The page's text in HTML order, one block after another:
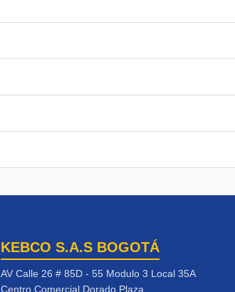
KEBCO S.A.S BOGOTÁ
AV Calle 26 # 85D - 55 Modulo 3 Local 35A
Centro Comercial Dorado Plaza